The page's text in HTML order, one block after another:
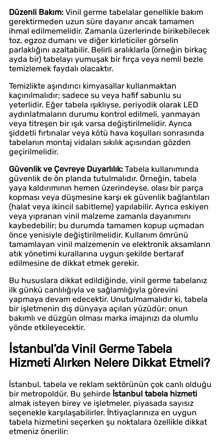
Düzenli Bakım: Vinil germe tabelalar genellikle bakım
gerektirmeden uzun süre dayanır ancak tamamen
ihmal edilmemelidir. Zamanla üzerlerinde birikebilecek
toz, egzoz dumanı ve diğer kirleticiler görselin
parlaklığını azaltabilir. Belirli aralıklarla (örneğin birkaç
ayda bir) tabelayı yumuşak bir fırça veya nemli bezle
temizlemek faydalı olacaktır.
Temizlikte aşındırıcı kimyasallar kullanmaktan
kaçınılmalıdır; sadece su veya hafif sabunlu su
yeterlidir. Eğer tabela ışıklıyse, periyodik olarak LED
aydınlatmaların durumu kontrol edilmeli, yanmayan
veya titreşen bir ışık varsa değiştirilmelidir. Ayrıca
şiddetli fırtınalar veya kötü hava koşulları sonrasında
tabelanın montaj vidaları sıkılık açısından gözden
geçirilmelidir.
Güvenlik ve Çevreye Duyarlılık: Tabela kullanımında
güvenlik de ön planda tutulmalıdır. Örneğin, tabela
yaya kaldırımının hemen üzerindeyse, olası bir parça
kopması veya düşmesine karşı ek güvenlik bağlantıları
(halat veya ikincil sabitleme) yapılabilir. Ayrıca eskiyen
veya yıpranan vinil malzeme zamanla dayanımını
kaybedebilir; bu durumda tamamen kopup uçmadan
önce yenisiyle değiştirilmelidir. Kullanım ömrünü
tamamlayan vinil malzemenin ve elektronik aksamların
atık yönetimi kurallarına uygun şekilde bertaraf
edilmesine de dikkat etmek gerekir.
Bu hususlara dikkat edildiğinde, vinil germe tabelanız
ilk günkü canlılığıyla ve sağlamlığıyla görevini
yapmaya devam edecektir. Unutulmamalıdır ki, tabela
bir işletmenin dış dünyaya açılan yüzüdür; onun
bakımlı ve düzgün olması marka imajınızı da olumlu
yönde etkileyecektir.
İstanbul’da Vinil Germe Tabela
Hizmeti Alırken Nelere Dikkat Etmeli?
İstanbul, tabela ve reklam sektörünün çok canlı olduğu
bir metropoldür. Bu şehirde İstanbul tabela hizmeti
almak isteyen birey ve işletmeler, piyasada sayısız
seçenekle karşılaşabilirler. İhtiyaçlarınıza en uygun
tabela hizmetini seçerken şu noktalara özellikle dikkat
etmeniz önerilir: